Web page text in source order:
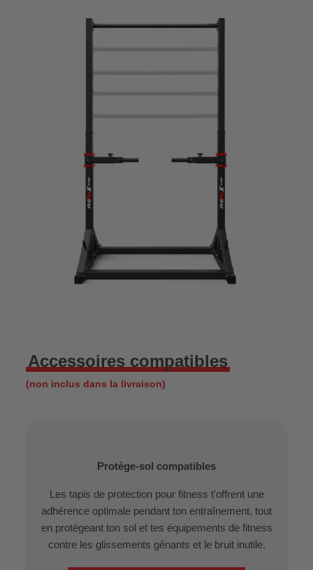
Accessoires compatibles
(non inclus dans la livraison)
Protège-sol compatibles
Les tapis de protection pour fitness t'offrent une
adhérence optimale pendant ton entraînement, tout
en protégeant ton sol et tes équipements de fitness
contre les glissements gênants et le bruit inutile.